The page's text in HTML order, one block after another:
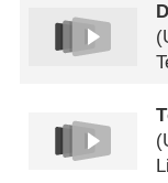
(
(